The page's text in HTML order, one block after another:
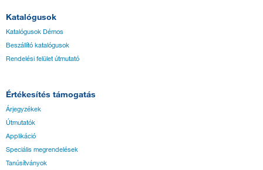
Katalógusok
Katalógusok Démos
Beszállító katalógusok
Rendelési felület útmutató
Értékesítés támogatás
Árjegyzékek
Útmutatók
Applikáció
Speciális megrendelések
Tanúsítványok